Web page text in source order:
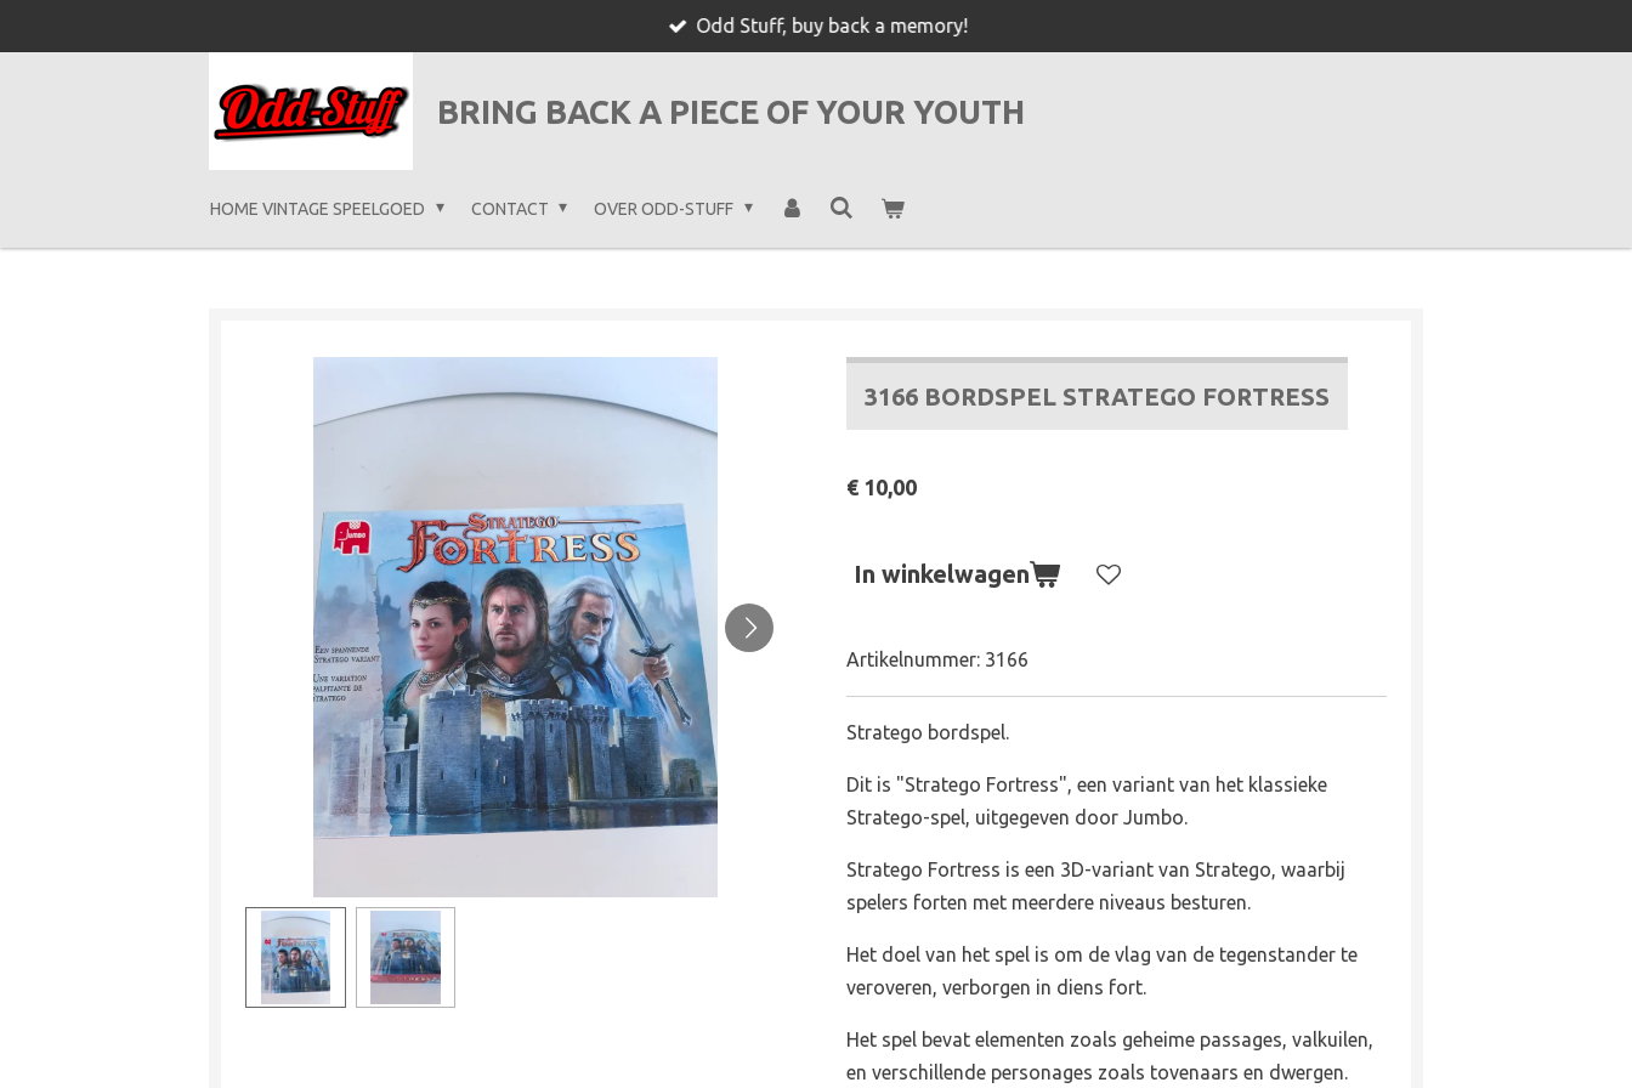
Odd Stuff, buy back a memory!
BRING BACK A PIECE OF YOUR YOUTH
HOME VINTAGE SPEELGOED CONTACT OVER ODD-STUFF
3166 BORDSPEL STRATEGO FORTRESS
€ 10,00
In winkelwagen
Artikelnummer: 3166
Stratego bordspel.
Dit is "Stratego Fortress", een variant van het klassieke
Stratego-spel, uitgegeven door Jumbo.
Stratego Fortress is een 3D-variant van Stratego, waarbij
spelers forten met meerdere niveaus besturen.
Het doel van het spel is om de vlag van de tegenstander te
veroveren, verborgen in diens fort.
Het spel bevat elementen zoals geheime passages, valkuilen,
en verschillende personages zoals tovenaars en dwergen.